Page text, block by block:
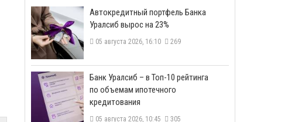
​Автокредитный портфель Банка
Уралсиб вырос на 23%
05 августа 2026, 16:10 269
​Банк Уралсиб – в Топ-10 рейтинга
по объемам ипотечного
кредитования
05 августа 2026, 10:45 305